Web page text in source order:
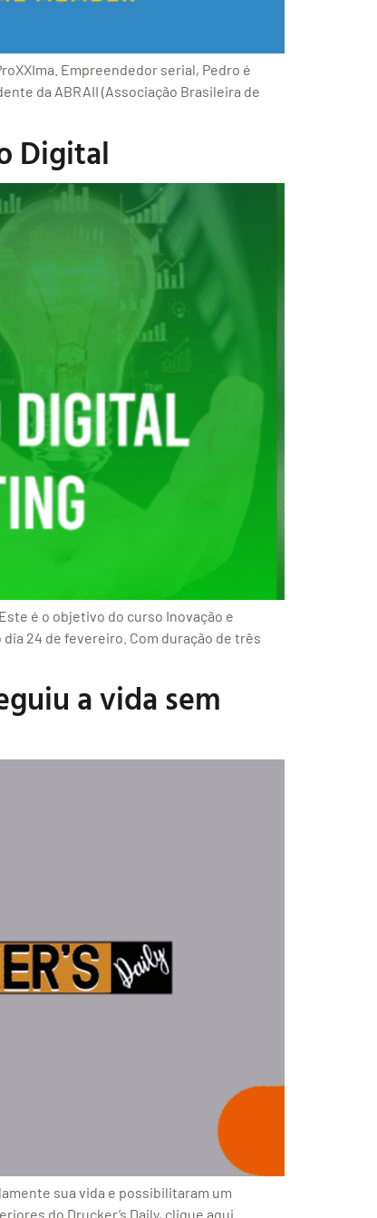
Empreendedor serial, Pedro é
da ABRAII (Associação Brasileira de
Digital
é o objetivo do curso Inovação e
24 de fevereiro. Com duração de três
a vida sem
sua vida e possibilitaram um
do Drucker’s Daily, clique aqui.